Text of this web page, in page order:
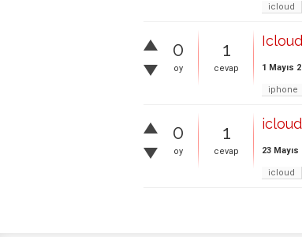
icloud
0
oy
1
cevap 1 Mayıs
iphone
0
oy
1
cevap 23 Mayıs
icloud